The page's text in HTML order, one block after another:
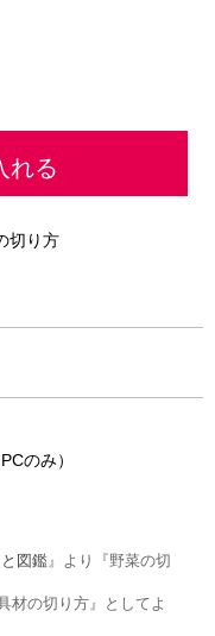
れる
切り方
のみ）
図鑑』より『野菜の切
材の切り方』としてよ